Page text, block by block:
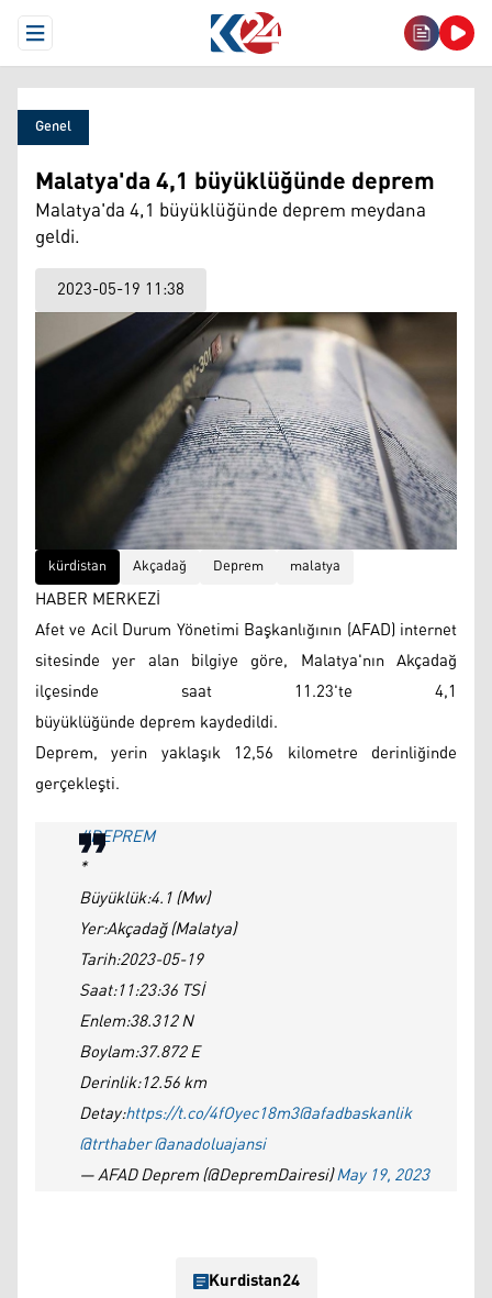
Open Menu
Genel
Malatya'da 4,1 büyüklüğünde deprem
Malatya'da 4,1 büyüklüğünde deprem meydana
geldi.
2023-05-19 11:38
kürdistan Akçadağ Deprem malatya
HABER MERKEZİ
Afet ve Acil Durum Yönetimi Başkanlığının (AFAD) internet
sitesinde yer alan bilgiye göre, Malatya'nın Akçadağ
ilçesinde saat 11.23'te 4,1
büyüklüğünde deprem kaydedildi.
Deprem, yerin yaklaşık 12,56 kilometre derinliğinde
gerçekleşti.
#DEPREM
*
Büyüklük:4.1 (Mw)
Yer:Akçadağ (Malatya)
Tarih:2023-05-19
Saat:11:23:36 TSİ
Enlem:38.312 N
Boylam:37.872 E
Derinlik:12.56 km
Detay:https://t.co/4fOyec18m3@afadbaskanlik
@trthaber@anadoluajansi
— AFAD Deprem (@DepremDairesi)May 19, 2023
Kurdistan24